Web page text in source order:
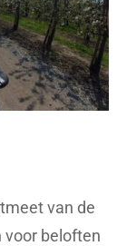
van de
voor beloften